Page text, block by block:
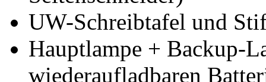
UW-Schreibtafel und
Hauptlampe + Backup-
wiederaufladbaren